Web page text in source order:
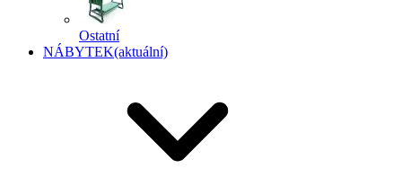
Ostatní
NÁBYTEK(aktuální)